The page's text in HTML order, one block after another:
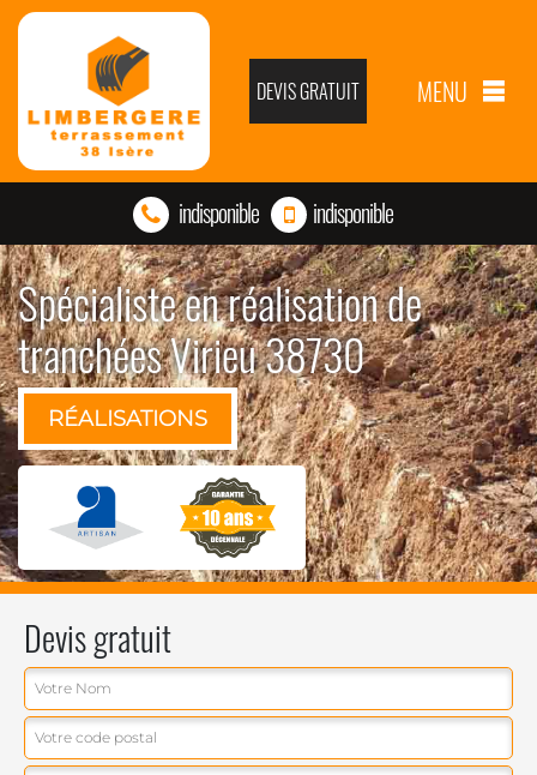
DEVIS GRATUIT MENU
indisponible indisponible
Spécialiste en réalisation de
tranchées Virieu 38730
RÉALISATIONS
Devis gratuit